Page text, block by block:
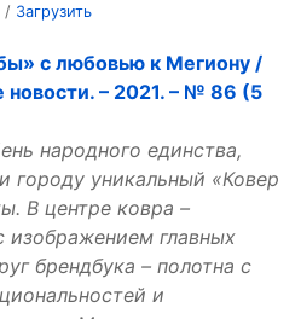
/ Загрузить
с любовью к Мегиону /
– 2021. – № 86 (5
народного единства,
городу уникальный «Ковер
В центре ковра –
изображением главных
брендбука – полотна с
и